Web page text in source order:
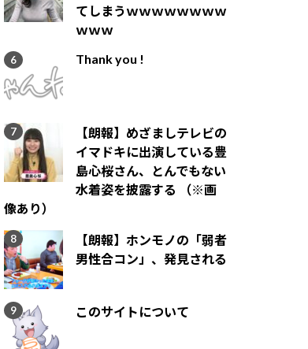
てしまうｗｗｗｗｗｗｗｗ
ｗｗｗ
Thank you !
【朗報】めざましテレビの
イマドキに出演している豊
島心桜さん、とんでもない
水着姿を披露する （※画
像あり）
【朗報】ホンモノの「弱者
男性合コン」、発見される
このサイトについて